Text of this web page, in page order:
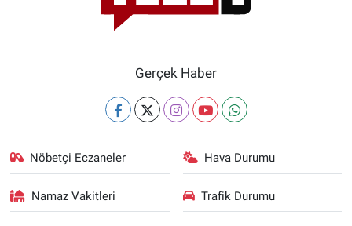
Gerçek Haber
Nöbetçi Eczaneler Hava Durumu
Namaz Vakitleri Trafik Durumu